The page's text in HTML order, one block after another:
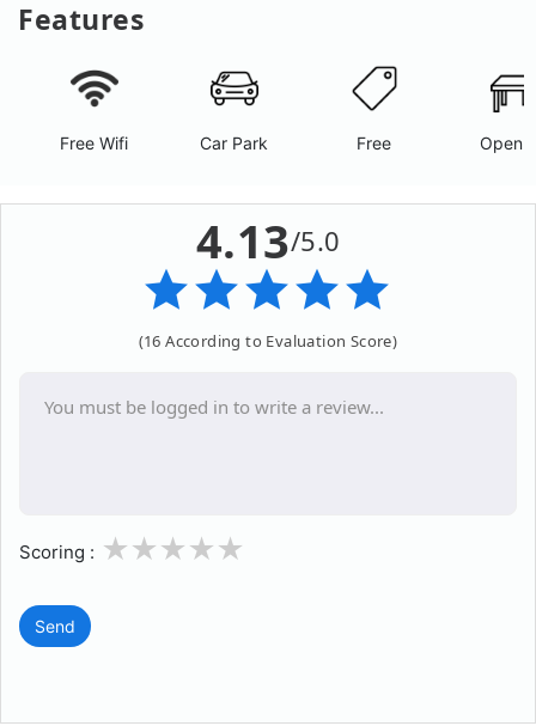
Features
Free Wifi Car Park Free Open
4.13/5.0
(16 According to Evaluation Score)
Scoring : 3
2
1
Send